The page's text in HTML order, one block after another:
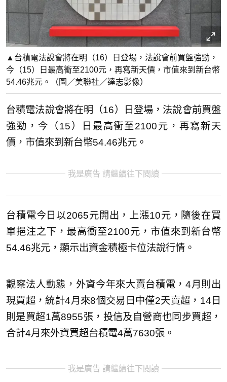
▲台積電法說會將在明（16）日登場，法說會前買盤強勁，
今（15）日最高衝至2100元，再寫新天價，市值來到新台幣
54.46兆元。（圖／美聯社／達志影像）
台積電法說會將在明（16）日登場，法說會前買盤
強勁，今（15）日最高衝至2100元，再寫新天
價，市值來到新台幣54.46兆元。
我是廣告 請繼續往下閱讀
台積電今日以2065元開出，上漲10元，隨後在買
單挹注之下，最高衝至2100元，市值來到新台幣
54.46兆元，顯示出資金積極卡位法說行情。
觀察法人動態，外資今年來大賣台積電，4月則出
現買超，統計4月來8個交易日中僅2天賣超，14日
則是買超1萬8955張，投信及自營商也同步買超，
合計4月來外資買超台積電4萬7630張。
我是廣告 請繼續往下閱讀